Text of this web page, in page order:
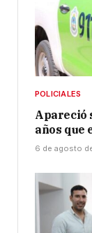
POLICIALES
Apareció
años que
6 de agosto